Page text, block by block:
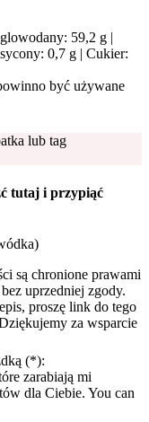
59,2 g |
0,7 g | Cukier:
być używane
lub tag
tutaj i przypiąć
są chronione prawami
uprzedniej zgody.
proszę link do tego
za wsparcie
(*):
zarabiają mi
dla Ciebie. You can